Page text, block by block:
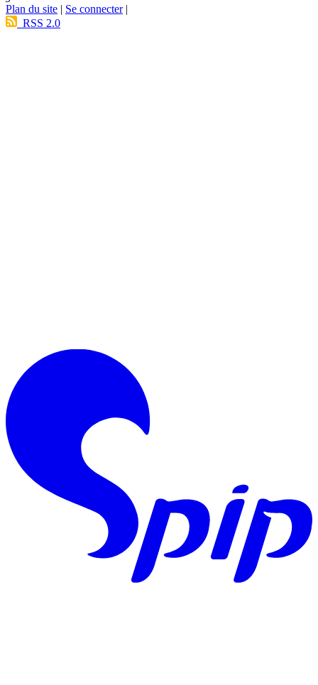
Plan du site | Se connecter|
RSS 2.0